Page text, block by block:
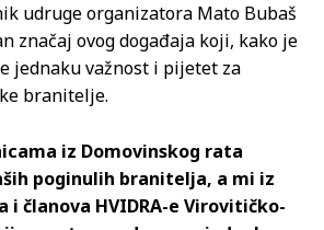
udruge organizatora Mato Bubaš
značaj ovog događaja koji, kako je
jednaku važnost i pijetet za
branitelje.
iz Domovinskog rata
poginulih branitelja, a mi iz
i članova HVIDRA-e Virovitičko-